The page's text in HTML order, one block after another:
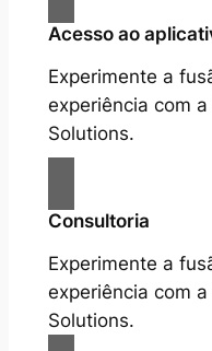
Acesso ao
Experimente a
experiência com
Solutions.
Consultoria
Experimente a
experiência com
Solutions.